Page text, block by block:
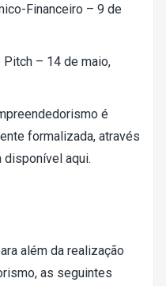
Financeiro – 9 de
Pitch – 14 de maio,
é
formalizada, através
disponível aqui.
além da realização
as seguintes